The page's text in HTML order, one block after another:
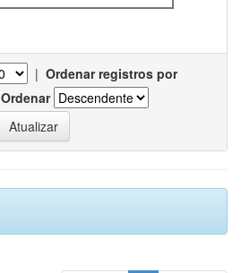
| Ordenar registros por
Ordenar